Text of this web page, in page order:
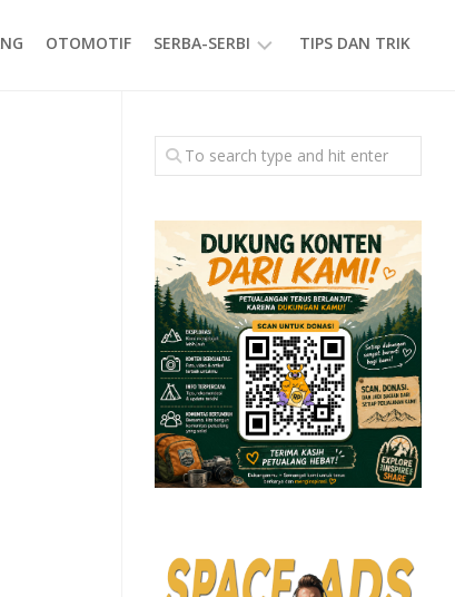
OTOMOTIF SERBA-SERBI
GAYA
HIDUP
TIPS DAN TRIK